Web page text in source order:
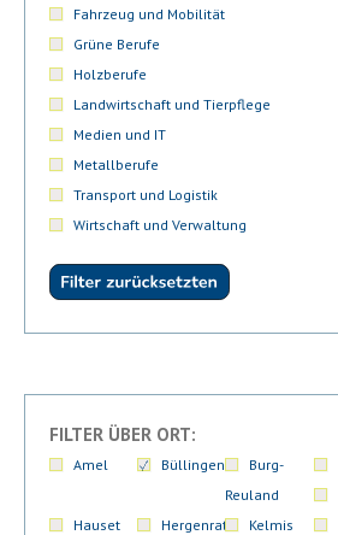
Fahrzeug und Mobilität
Grüne Berufe
Holzberufe
Landwirtschaft und Tierpflege
Medien und IT
Metallberufe
Transport und Logistik
Wirtschaft und Verwaltung
FILTER ÜBER ORT:
Amel Büllingen
Burg-
Reuland
Hauset
Hergenrath Kelmis